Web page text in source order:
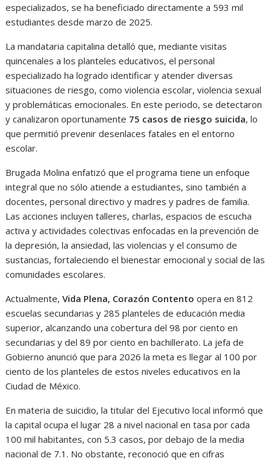
especializados, se ha beneficiado directamente a 593 mil
estudiantes desde marzo de 2025.
La mandataria capitalina detalló que, mediante visitas
quincenales a los planteles educativos, el personal
especializado ha logrado identificar y atender diversas
situaciones de riesgo, como violencia escolar, violencia sexual
y problemáticas emocionales. En este periodo, se detectaron
y canalizaron oportunamente 75 casos de riesgo suicida, lo
que permitió prevenir desenlaces fatales en el entorno
escolar.
Brugada Molina enfatizó que el programa tiene un enfoque
integral que no sólo atiende a estudiantes, sino también a
docentes, personal directivo y madres y padres de familia.
Las acciones incluyen talleres, charlas, espacios de escucha
activa y actividades colectivas enfocadas en la prevención de
la depresión, la ansiedad, las violencias y el consumo de
sustancias, fortaleciendo el bienestar emocional y social de las
comunidades escolares.
Actualmente,Vida Plena, Corazón Contento opera en 812
escuelas secundarias y 285 planteles de educación media
superior, alcanzando una cobertura del 98 por ciento en
secundarias y del 89 por ciento en bachillerato. La jefa de
Gobierno anunció que para 2026 la meta es llegar al 100 por
ciento de los planteles de estos niveles educativos en la
Ciudad de México.
En materia de suicidio, la titular del Ejecutivo local informó que
la capital ocupa el lugar 28 a nivel nacional en tasa por cada
100 mil habitantes, con 5.3 casos, por debajo de la media
nacional de 7.1. No obstante, reconoció que en cifras